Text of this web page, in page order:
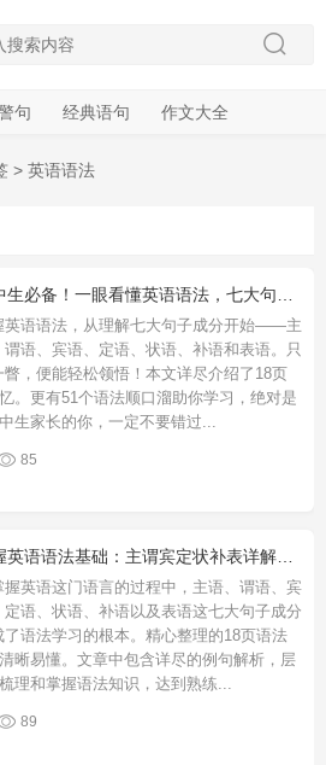
句 经典语句 作文大全
> 英语语法
英语语法，从理解七大句子成分开始——主
谓语、宾语、定语、状语、补语和表语。只
瞥，便能轻松领悟！本文详尽介绍了18页
。更有51个语法顺口溜助你学习，绝对是
生家长的你，一定不要错过...
85
握英语这门语言的过程中，主语、谓语、宾
定语、状语、补语以及表语这七大句子成分
了语法学习的根本。精心整理的18页语法
晰易懂。文章中包含详尽的例句解析，层
理和掌握语法知识，达到熟练...
89